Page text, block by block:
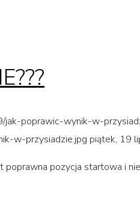
poprawic-wynik-w-
w-przysiadzie.jpg piątek, 19
pozycja startowa i